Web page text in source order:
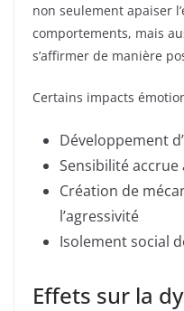
non seulement apaiser
comportements, mais
s’affirmer de manière
Certains impacts
Développement
Sensibilité
Création de
l’agressivité
Isolement social
Effets sur la